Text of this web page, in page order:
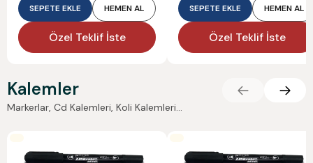
SEPETE EKLE HEMEN AL
Özel Teklif İste
SEPETE EKLE HEMEN AL
Özel Teklif İste
Kalemler
Markerlar, Cd Kalemleri, Koli Kalemleri...